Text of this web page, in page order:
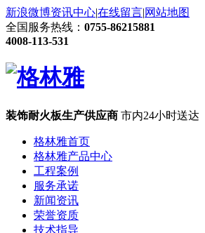
新浪微博资讯中心|在线留言|网站地图
全国服务热线： 0755-86215881
4008-113-531
装饰耐火板生产供应商 市内24小时送
格林雅首页
格林雅产品中心
工程案例
服务承诺
新闻资讯
荣誉资质
技术指导